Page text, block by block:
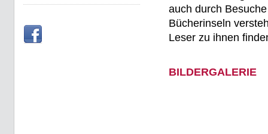
auch durch
Bücherinseln
Leser zu ihnen
BILDERGALERIE